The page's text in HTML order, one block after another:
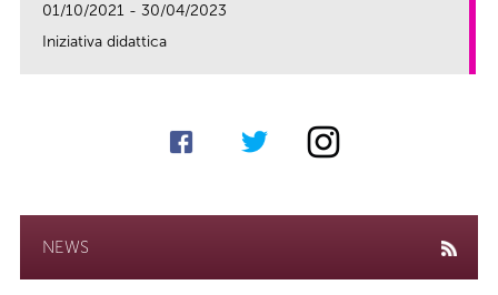
01/10/2021 - 30/04/2023
Iniziativa didattica
NEWS